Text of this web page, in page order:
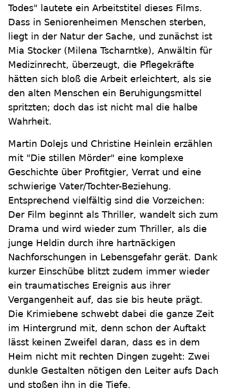
Todes" lautete ein Arbeitstitel dieses Films.
Dass in Seniorenheimen Menschen sterben,
liegt in der Natur der Sache, und zunächst ist
Mia Stocker (Milena Tscharntke), Anwältin für
Medizinrecht, überzeugt, die Pflegekräfte
hätten sich bloß die Arbeit erleichtert, als sie
den alten Menschen ein Beruhigungsmittel
spritzten; doch das ist nicht mal die halbe
Wahrheit.
Martin Dolejs und Christine Heinlein erzählen
mit "Die stillen Mörder" eine komplexe
Geschichte über Profitgier, Verrat und eine
schwierige Vater/Tochter-Beziehung.
Entsprechend vielfältig sind die Vorzeichen:
Der Film beginnt als Thriller, wandelt sich zum
Drama und wird wieder zum Thriller, als die
junge Heldin durch ihre hartnäckigen
Nachforschungen in Lebensgefahr gerät. Dank
kurzer Einschübe blitzt zudem immer wieder
ein traumatisches Ereignis aus ihrer
Vergangenheit auf, das sie bis heute prägt.
Die Krimiebene schwebt dabei die ganze Zeit
im Hintergrund mit, denn schon der Auftakt
lässt keinen Zweifel daran, dass es in dem
Heim nicht mit rechten Dingen zugeht: Zwei
dunkle Gestalten nötigen den Leiter aufs Dach
und stoßen ihn in die Tiefe.